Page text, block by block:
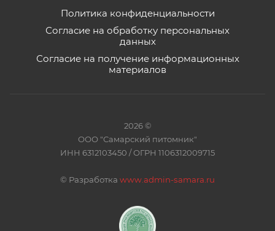
Политика конфиденциальности
Согласие на обработку персональных
данных
Согласие на получение информационных
материалов
2026 ©
ООО "Самарский питомник"
ИНН 6312103450 / ОГРН 1106312009715
© Разработка www.admin-samara.ru